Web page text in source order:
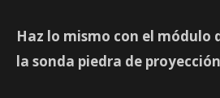
Haz lo mismo con el módulo
la sonda piedra de proyección